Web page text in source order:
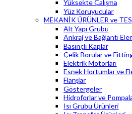
Yüksekte Çalışma
Yüz Koruyucular
MEKANİK ÜRÜNLER ve
Alt Yapı Grubu
Ankraj ve Bağlantı
Basınçlı Kaplar
Çelik Borular ve
Elektrik Motorları
Esnek Hortumlar ve
Flanşlar
Göstergeler
Hidroforlar ve
Isı Grubu Ürünleri